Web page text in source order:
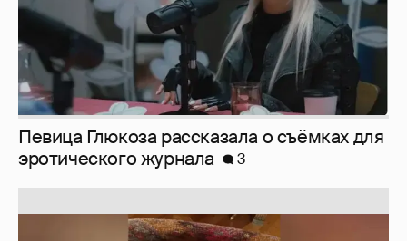
Певица Глюкоза рассказала о съёмках для
эротического журнала
3